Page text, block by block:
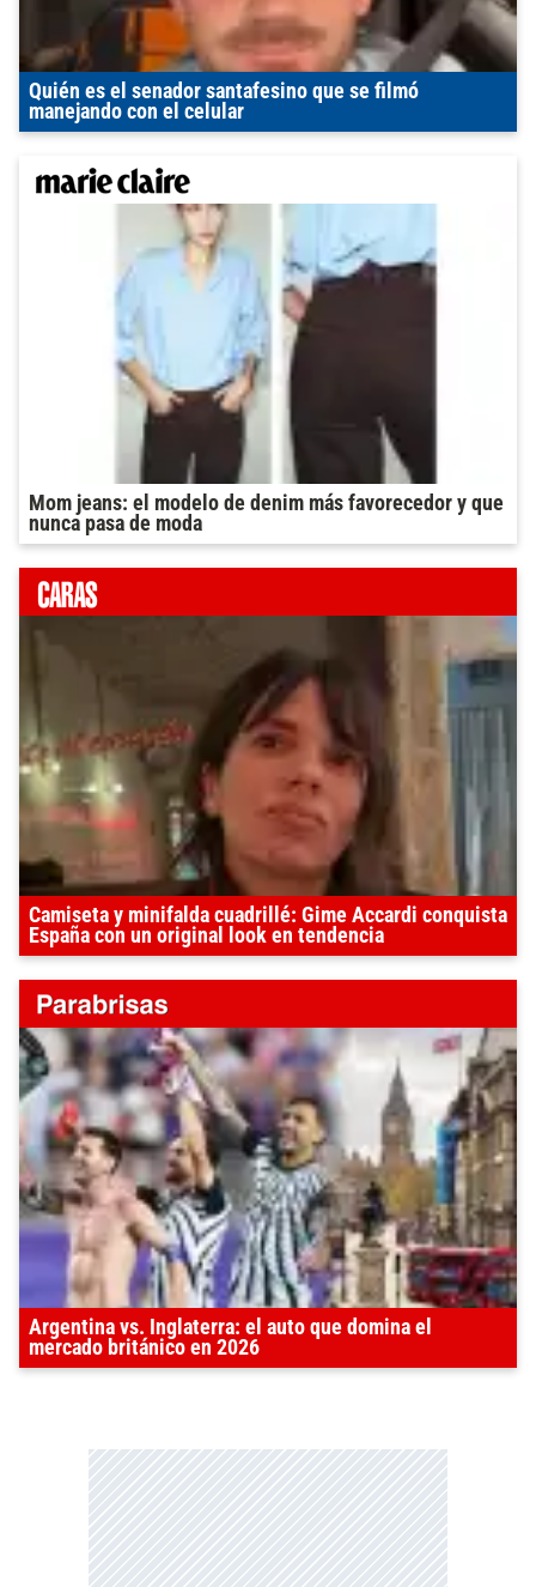
Quién es el senador santafesino que se filmó
manejando con el celular
Mom jeans: el modelo de denim más favorecedor y que
nunca pasa de moda
Camiseta y minifalda cuadrillé: Gime Accardi conquista
España con un original look en tendencia
Argentina vs. Inglaterra: el auto que domina el
mercado británico en 2026